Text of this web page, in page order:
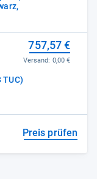
TUC)
757,57 €
Versand: 0,00 €
Preis prüfen